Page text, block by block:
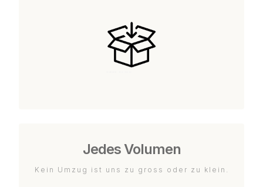
Jedes Volumen
Kein Umzug ist uns zu gross oder zu klein.